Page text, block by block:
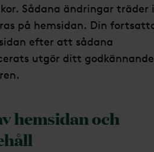
Sådana ändringar träder i
på hemsidan. Din
efter att sådana
utgör ditt godkännande
hemsidan och